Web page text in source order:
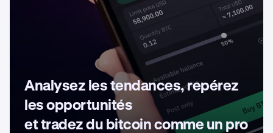
Analysez les tendances, repérez
les opportunités
et tradez du bitcoin comme un pro